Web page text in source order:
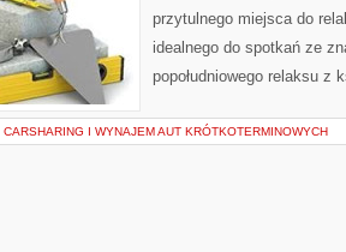
przytulnego miejsca do
idealnego do spotkań ze
popołudniowego relaksu z
CARSHARING I WYNAJEM AUT KRÓTKOTERMINOWYCH